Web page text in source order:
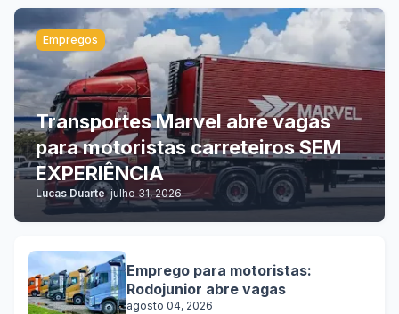
Empregos
Transportes Marvel abre vagas
para motoristas carreteiros SEM
EXPERIÊNCIA
Lucas Duarte-julho 31, 2026
Emprego para motoristas:
Rodojunior abre vagas
agosto 04, 2026